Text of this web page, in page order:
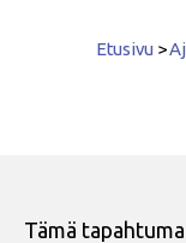
Etusivu >
Tämä